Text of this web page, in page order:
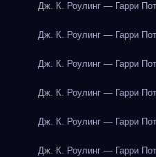
Дж. К. Роулинг — Гарри
Дж. К. Роулинг — Гарри
Дж. К. Роулинг — Гарри
Дж. К. Роулинг — Гарри
Дж. К. Роулинг — Гарри
Дж. К. Роулинг — Гарри